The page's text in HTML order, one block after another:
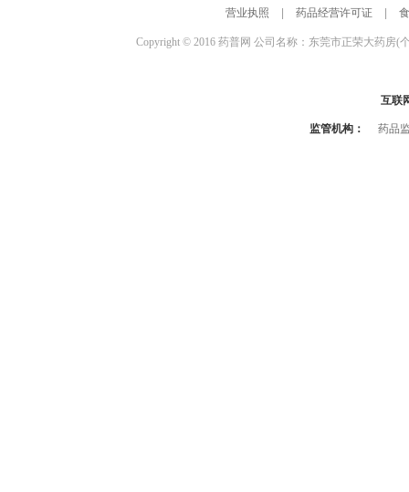
营业执照 药品经营许可证
Copyright © 2016 药普网 公司名称：东莞市正荣大药房(
互联
监管机构： 药品